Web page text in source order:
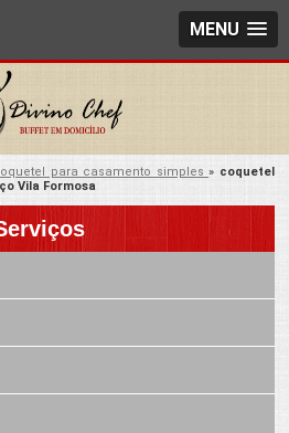
MENU
para casamento simples» coquetel
Vila Formosa